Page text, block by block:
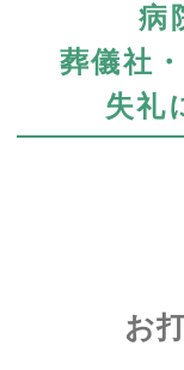
病
葬儀社
失礼
お